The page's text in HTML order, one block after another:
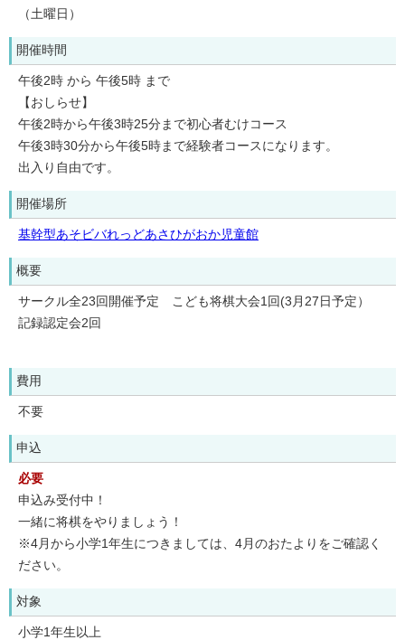
（土曜日）
開催時間
午後2時 から 午後5時 まで
【おしらせ】
午後2時から午後3時25分まで初心者むけコース
午後3時30分から午後5時まで経験者コースになります。
出入り自由です。
開催場所
基幹型あそビバれっどあさひがおか児童館
概要
サークル全23回開催予定 こども将棋大会1回(3月27日予定）
記録認定会2回
費用
不要
申込
必要
申込み受付中！
一緒に将棋をやりましょう！
※4月から小学1年生につきましては、4月のおたよりをご確認く
ださい。
対象
小学1年生以上